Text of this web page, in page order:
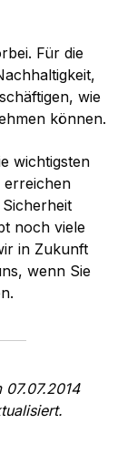
Für die
wie
können.
wichtigsten
erreichen
noch viele
in Zukunft
wenn Sie